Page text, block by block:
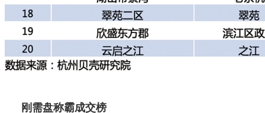
刚需盘称霸成交榜